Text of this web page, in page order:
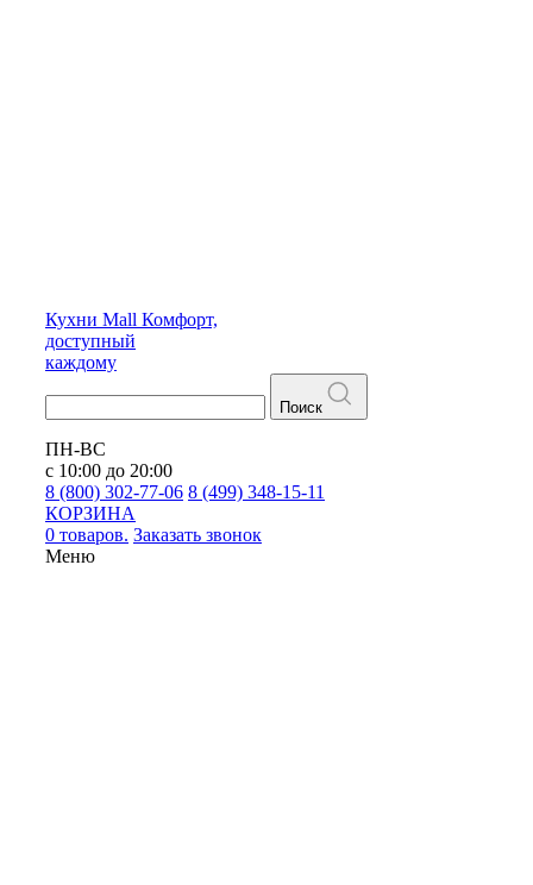
Кухни Mall Комфорт,
доступный
каждому
Поиск
ПН-ВС
с 10:00 до 20:00
8 (800) 302-77-06 8 (499) 348-15-11
КОРЗИНА
0 товаров. Заказать звонок
Меню